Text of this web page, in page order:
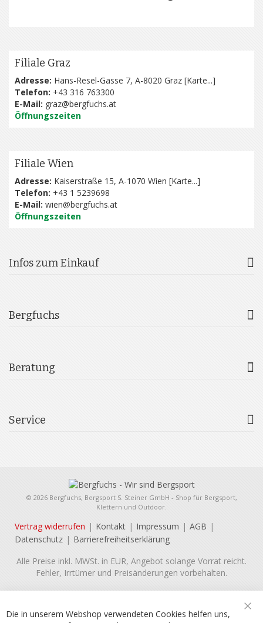
Filiale Graz
Adresse: Hans-Resel-Gasse 7, A-8020 Graz [Karte...]
Telefon: +43 316 763300
E-Mail: graz@bergfuchs.at
Öffnungszeiten
Filiale Wien
Adresse: Kaiserstraße 15, A-1070 Wien [Karte...]
Telefon: +43 1 5239698
E-Mail: wien@bergfuchs.at
Öffnungszeiten
Infos zum Einkauf
Bergfuchs
Beratung
Service
© 2026 Bergfuchs, Bergsport S. Steiner GmbH - Shop für Bergsport,
Klettern und Outdoor.
Vertrag widerrufen Kontakt Impressum
AGB
Datenschutz
Barrierefreiheitserklärung
Alle Preise inkl. MWSt. in EUR, Angebot solange Vorrat reicht.
Fehler, Irrtümer und Preisänderungen vorbehalten.
Die in unserem Webshop verwendeten Cookies helfen uns,